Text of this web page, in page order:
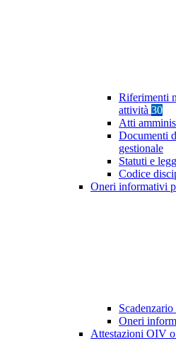
Riferimenti
attività 30
Atti
Documenti
gestionale
Statuti e
Codice
Oneri informativi
Oneri
Attestazioni OIV o